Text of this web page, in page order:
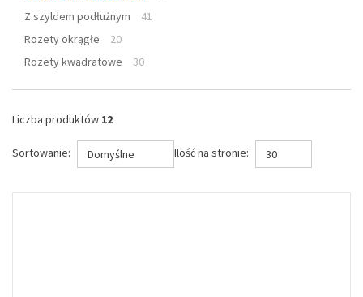
Z szyldem podłużnym
41
Rozety okrągłe
20
Rozety kwadratowe
30
Liczba produktów 12
Sortowanie: Domyślne Ilość na stronie: 30